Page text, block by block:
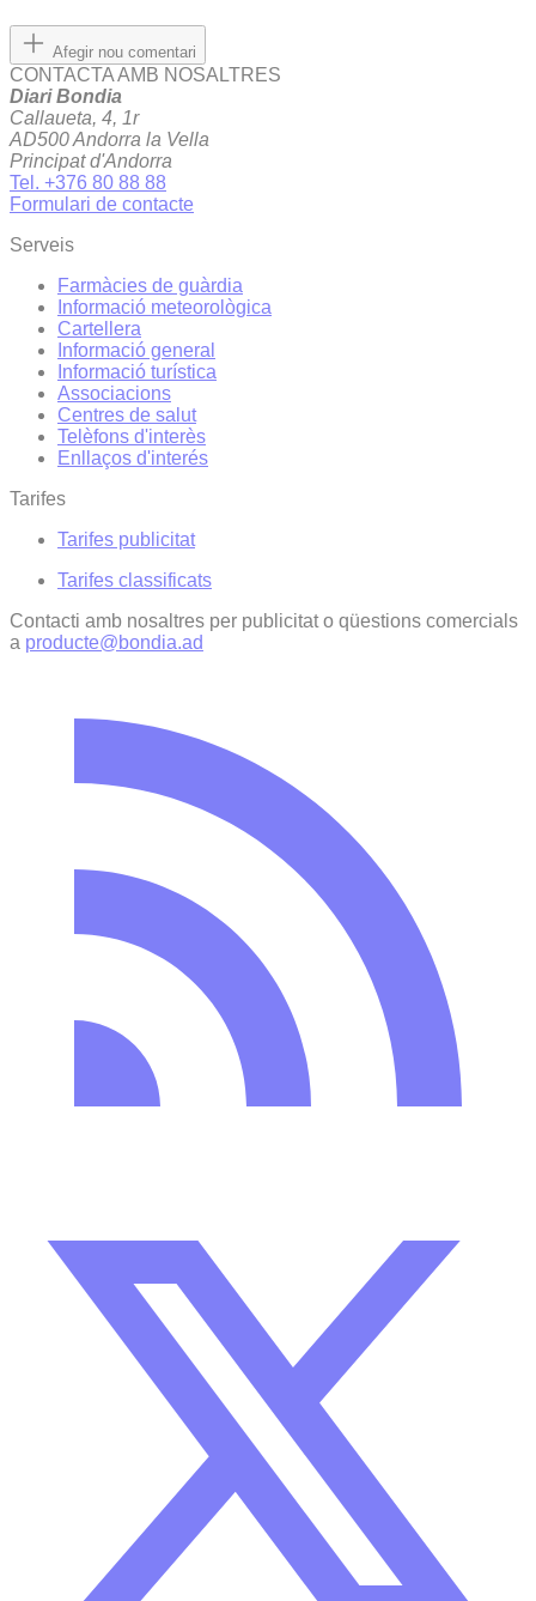
Afegir nou comentari
CONTACTA AMB NOSALTRES
Diari Bondia
Callaueta, 4, 1r
AD500 Andorra la Vella
Principat d'Andorra
Tel. +376 80 88 88
Formulari de contacte
Serveis
Farmàcies de guàrdia
Informació meteorològica
Cartellera
Informació general
Informació turística
Associacions
Centres de salut
Telèfons d'interès
Enllaços d'interés
Tarifes
Tarifes publicitat
Tarifes classificats
Contacti amb nosaltres per publicitat o qüestions comercials
a producte@bondia.ad